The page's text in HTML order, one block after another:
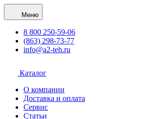
Меню
8 800 250-59-06
(863) 298-73-77
info@a2-teh.ru
Каталог
О компании
Доставка и оплата
Сервис
Статьи